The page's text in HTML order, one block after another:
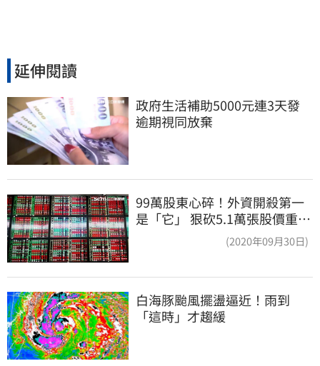
延伸閱讀
政府生活補助5000元連3天發
逾期視同放棄
99萬股東心碎！外資開殺第一
是「它」 狠砍5.1萬張股價重挫
(2020年09月30日)
白海豚颱風擺盪逼近！雨到
「這時」才趨緩